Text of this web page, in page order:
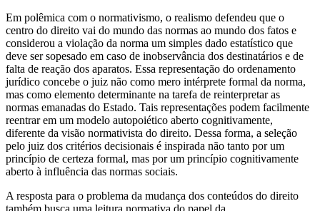
Em polêmica com o normativismo, o realismo defendeu que o
centro do direito vai do mundo das normas ao mundo dos fatos e
considerou a violação da norma um simples dado estatístico que
deve ser sopesado em caso de inobservância dos destinatários e de
falta de reação dos aparatos. Essa representação do ordenamento
jurídico concebe o juiz não como mero intérprete formal da norma,
mas como elemento determinante na tarefa de reinterpretar as
normas emanadas do Estado. Tais representações podem facilmente
reentrar em um modelo autopoiético aberto cognitivamente,
diferente da visão normativista do direito. Dessa forma, a seleção
pelo juiz dos critérios decisionais é inspirada não tanto por um
princípio de certeza formal, mas por um princípio cognitivamente
aberto à influência das normas sociais.
A resposta para o problema da mudança dos conteúdos do direito
também busca uma leitura normativa do papel da